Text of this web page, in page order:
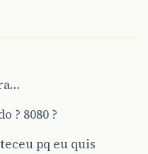
? 8080 ?
pq eu quis